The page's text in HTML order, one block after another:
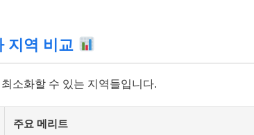
지역 비교
소화할 수 있는 지역들입니다.
주요 메리트